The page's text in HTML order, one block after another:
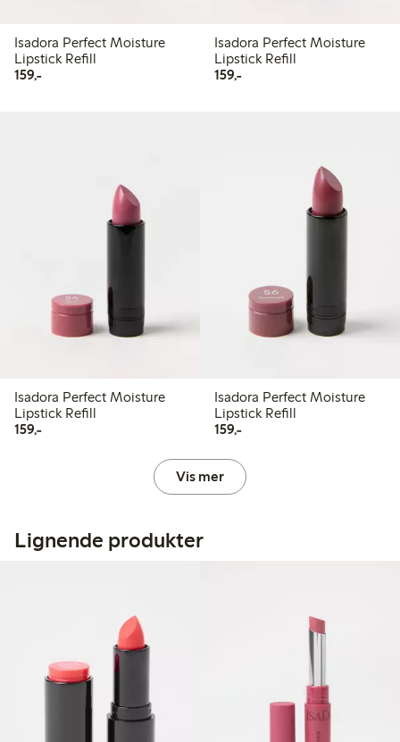
Isadora Perfect Moisture
Lipstick Refill
159,-159,00 kr
Isadora Perfect Moisture
Lipstick Refill
159,-159,00 kr
Isadora Perfect Moisture
Lipstick Refill
159,-159,00 kr
Isadora Perfect Moisture
Lipstick Refill
159,-159,00 kr
Vis mer
Lignende produkter